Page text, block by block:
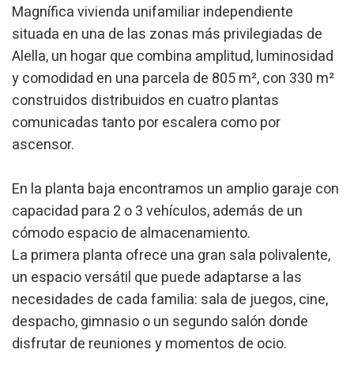
Magnífica vivienda unifamiliar independiente
situada en una de las zonas más privilegiadas de
Alella, un hogar que combina amplitud, luminosidad
y comodidad en una parcela de 805 m², con 330 m²
construidos distribuidos en cuatro plantas
comunicadas tanto por escalera como por
ascensor.
En la planta baja encontramos un amplio garaje con
capacidad para 2 o 3 vehículos, además de un
cómodo espacio de almacenamiento.
La primera planta ofrece una gran sala polivalente,
un espacio versátil que puede adaptarse a las
necesidades de cada familia: sala de juegos, cine,
despacho, gimnasio o un segundo salón donde
disfrutar de reuniones y momentos de ocio.